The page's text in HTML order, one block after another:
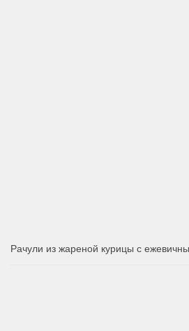
Рачули из жареной курицы с